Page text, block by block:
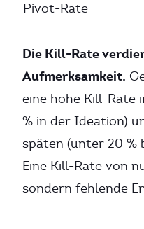
Pivot-Rate
Die Kill-Rate
Aufmerksamkeit.
eine hohe Kill-Rate
% in der Ideation)
späten (unter 20 %
Eine Kill-Rate von
sondern fehlende